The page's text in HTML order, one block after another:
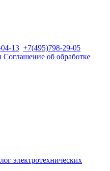
13 +7(495)798-29-05
Соглашение об обработке